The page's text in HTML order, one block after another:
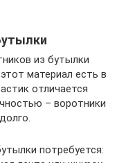
из бутылки
материал есть в
отличается
– воротники
потребуется: